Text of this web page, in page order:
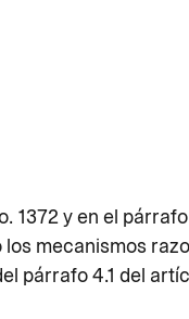
1372 y en el
los mecanismos
párrafo 4.1 del